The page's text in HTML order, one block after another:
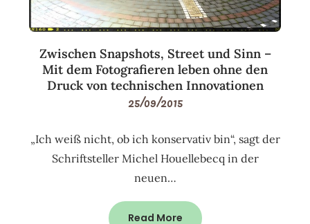
Zwischen Snapshots, Street und Sinn –
Mit dem Fotografieren leben ohne den
Druck von technischen Innovationen
25/09/2015
„Ich weiß nicht, ob ich konservativ bin“, sagt der
Schriftsteller Michel Houellebecq in der
neuen…
Read More